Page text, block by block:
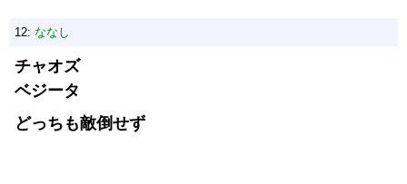
12: ななし
チャオズ
ベジータ
どっちも敵倒せず